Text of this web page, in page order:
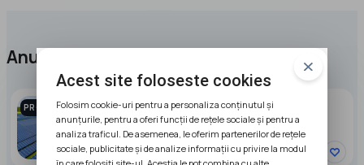
Anunțuri promovate
PROMOVAT PARC FOTOVOLTAIC DE VANZARE
95000 EUR
Acest site foloseste cookies
Folosim cookie-uri pentru a personaliza conținutul și
anunțurile, pentru a oferi funcții de rețele sociale și pentru a
analiza traficul. De asemenea, le oferim partenerilor de rețele
sociale, publicitate și de analize informații cu privire la modul
în care folosiți site-ul. Aceștia le pot combina cu alte